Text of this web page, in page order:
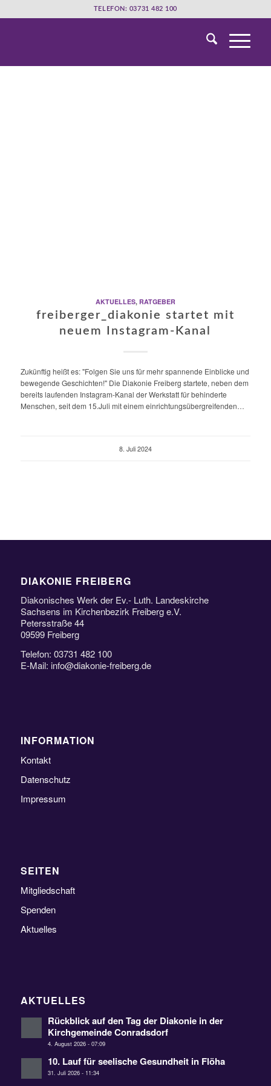
TELEFON: 03731 482 100
AKTUELLES, RATGEBER
freiberger_diakonie startet mit
neuem Instagram-Kanal
Zukünftig heißt es: "Folgen Sie uns für mehr spannende Einblicke und
bewegende Geschichten!" Die Diakonie Freiberg startete, neben dem
bereits laufenden Instagram-Kanal der Werkstatt für behinderte
Menschen, seit dem 15.Juli mit einem einrichtungsübergreifenden…
8. Juli 2024
DIAKONIE FREIBERG
Diakonisches Werk der Ev.- Luth. Landeskirche
Sachsens im Kirchenbezirk Freiberg e.V.
Petersstraße 44
09599 Freiberg
Telefon: 03731 482 100
E-Mail: info@diakonie-freiberg.de
INFORMATION
Kontakt
Datenschutz
Impressum
SEITEN
Mitgliedschaft
Spenden
Aktuelles
AKTUELLES
Rückblick auf den Tag der Diakonie in der
Kirchgemeinde Conradsdorf
4. August 2026 - 07:09
10. Lauf für seelische Gesundheit in Flöha
31. Juli 2026 - 11:34